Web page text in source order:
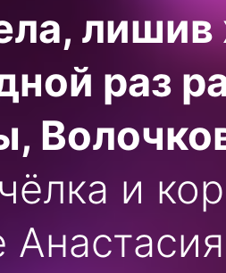
раз
и